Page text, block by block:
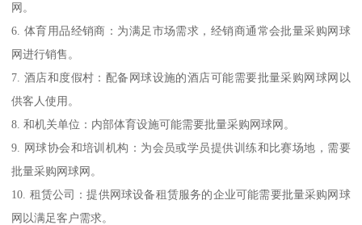
网。
6. 体育用品经销商：为满足市场需求，经销商通常会批量采购网球
网进行销售。
7. 酒店和度假村：配备网球设施的酒店可能需要批量采购网球网以
供客人使用。
8. 和机关单位：内部体育设施可能需要批量采购网球网。
9. 网球协会和培训机构：为会员或学员提供训练和比赛场地，需要
批量采购网球网。
10. 租赁公司：提供网球设备租赁服务的企业可能需要批量采购网球
网以满足客户需求。